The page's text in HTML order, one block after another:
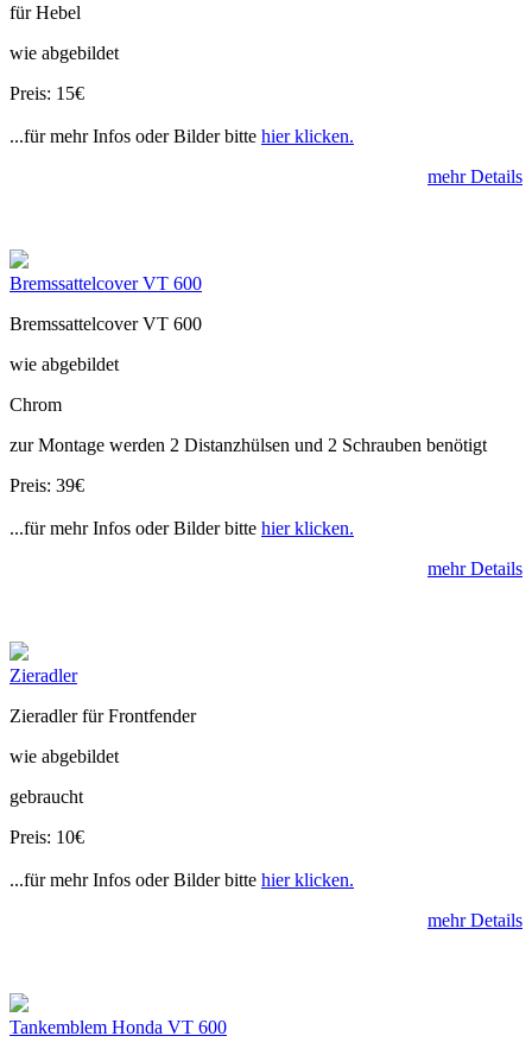
für Hebel
wie abgebildet
Preis: 15€
...für mehr Infos oder Bilder bitte hier klicken.
mehr Details
Bremssattelcover VT 600
Bremssattelcover VT 600
wie abgebildet
Chrom
zur Montage werden 2 Distanzhülsen und 2 Schrauben benötigt
Preis: 39€
...für mehr Infos oder Bilder bitte hier klicken.
mehr Details
Zieradler
Zieradler für Frontfender
wie abgebildet
gebraucht
Preis: 10€
...für mehr Infos oder Bilder bitte hier klicken.
mehr Details
Tankemblem Honda VT 600